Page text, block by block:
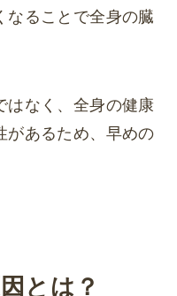
なることで全身の臓
はなく、全身の健康
があるため、早めの
とは？